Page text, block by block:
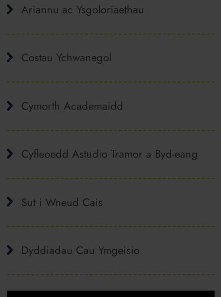
Ariannu ac Ysgoloriaethau
Costau Ychwanegol
Cymorth Academaidd
Cyfleoedd Astudio Tramor a Byd-eang
Sut i Wneud Cais
Dyddiadau Cau Ymgeisio